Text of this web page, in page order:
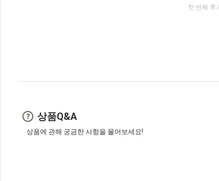
첫 번째 후
상품Q&A
상품에 관해 궁금한 사항을 물어보세요!